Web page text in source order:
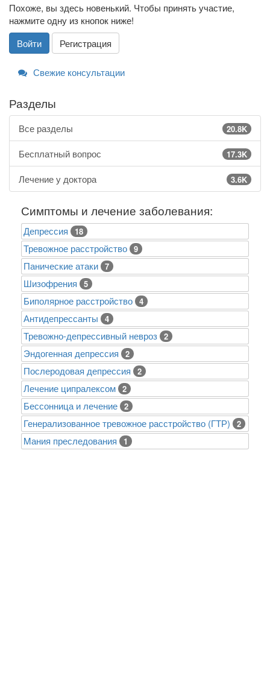
Похоже, вы здесь новенький. Чтобы принять участие,
нажмите одну из кнопок ниже!
Войти
Регистрация
Свежие консультации
Разделы
Все разделы 20.8K
Бесплатный вопрос 17.3K
Лечение у доктора 3.6K
Симптомы и лечение заболевания:
Депрессия 18
Тревожное расстройство 9
Панические атаки 7
Шизофрения 5
Биполярное расстройство 4
Антидепрессанты 4
Тревожно-депрессивный невроз 2
Эндогенная депрессия 2
Послеродовая депрессия 2
Лечение ципралексом 2
Бессонница и лечение 2
Генерализованное тревожное расстройство (ГТР) 2
Mания преследования 1